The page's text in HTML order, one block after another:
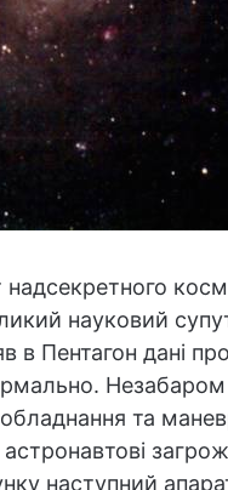
надсекретного
науковий
в Пентагон дані
обладнання та
наступний